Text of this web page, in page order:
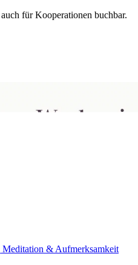
für Kooperationen buchbar.
& Aufmerksamkeit